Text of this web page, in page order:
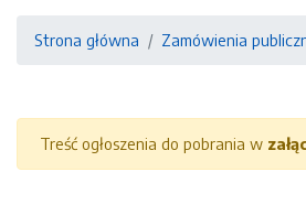
Strona główna Zamówienia
Treść ogłoszenia do pobrania w